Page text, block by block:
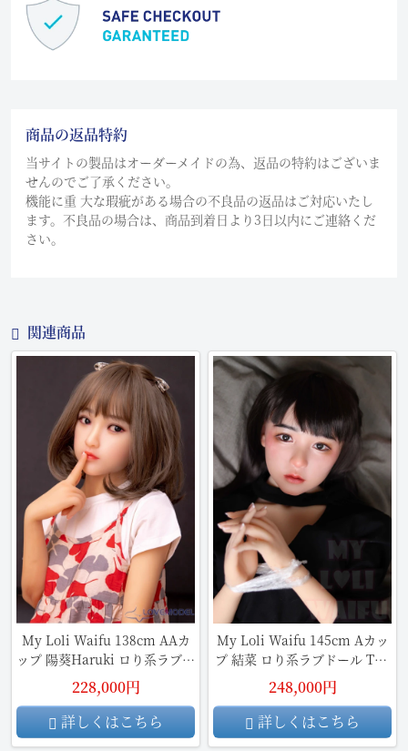
商品の返品特約
当サイトの製品はオーダーメイドの為、返品の特約はございま
せんのでご了承ください。
機能に重 大な瑕疵がある場合の不良品の返品はご対応いたし
ます。不良品の場合は、商品到着日より3日以内にご連絡くだ
さい。
関連商品
My Loli Waifu 138cm AAカ
ップ 陽葵Haruki ロり系ラブド
ール TPE材質ボディ
228,000円
詳しくはこちら
My Loli Waifu 145cm Aカッ
プ 結菜 ロり系ラブドール TPE
材質ボディ
248,000円
詳しくはこちら